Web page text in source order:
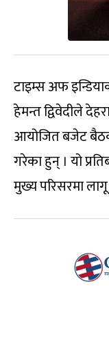
टाइम्स अफ
हेमन्त द्विवेदीले
आयोजित बजेट
गरेका हुन् । यो
मुख्य परिसरमा